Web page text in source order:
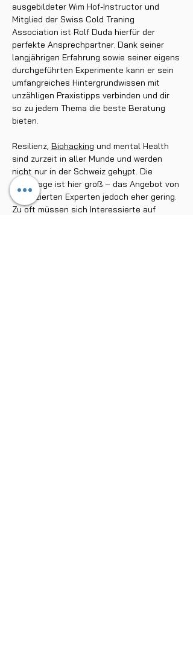
ausgebildeter Wim Hof-Instructor und
Mitglied der Swiss Cold Traning
Association ist Rolf Duda hierfür der
perfekte Ansprechpartner. Dank seiner
langjährigen Erfahrung sowie seiner eigens
durchgeführten Experimente kann er sein
umfangreiches Hintergrundwissen mit
unzähligen Praxistipps verbinden und dir
so zu jedem Thema die beste Beratung
bieten.
Resilienz, Biohacking und mental Health
sind zurzeit in aller Munde und werden
nicht nur in der Schweiz gehypt. Die
Nachfrage ist hier groß – das Angebot von
qualifizierten Experten jedoch eher gering.
Zu oft müssen sich Interessierte auf